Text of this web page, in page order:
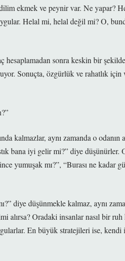
ekmek ve peynir var. Ne yapar?
Helal mi, helal değil mi? O,
hesaplamadan sonra keskin bir
Sonuçta, özgürlük ve rahatlık için
kalmazlar, aynı zamanda o
bana iyi gelir mi?” diye
yumuşak mı?”, “Burası ne kadar
diye düşünmekle kalmaz, aynı
alırsa? Oradaki insanlar nasıl bir
En büyük stratejileri ise, kendi